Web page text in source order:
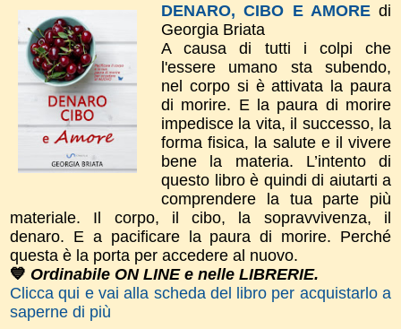
DENARO, CIBO E AMORE di
Georgia Briata
A causa di tutti i colpi che
l'essere umano sta subendo,
nel corpo si è attivata la paura
di morire. E la paura di morire
impedisce la vita, il successo, la
forma fisica, la salute e il vivere
bene la materia. L’intento di
questo libro è quindi di aiutarti a
comprendere la tua parte più
materiale. Il corpo, il cibo, la sopravvivenza, il
denaro. E a pacificare la paura di morire. Perché
questa è la porta per accedere al nuovo.
💙 Ordinabile ON LINE e nelle LIBRERIE.
Clicca qui e vai alla scheda del libro per acquistarlo a
saperne di più